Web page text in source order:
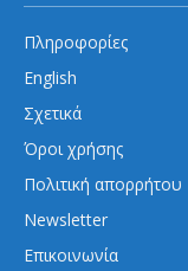
Πληροφορίες
English
Σχετικά
Όροι χρήσης
Πολιτική απορρήτου
Newsletter
Επικοινωνία